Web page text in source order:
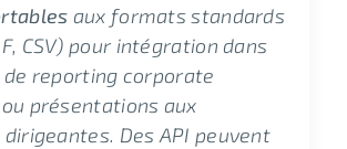
aux formats standards
CSV) pour intégration dans
reporting corporate
présentations aux
Des API peuvent